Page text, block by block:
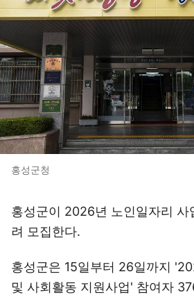
홍성군청
홍성군이 2026년 노인일자리 사
려 모집한다.
홍성군은 15일부터 26일까지
및 사회활동 지원사업' 참여자